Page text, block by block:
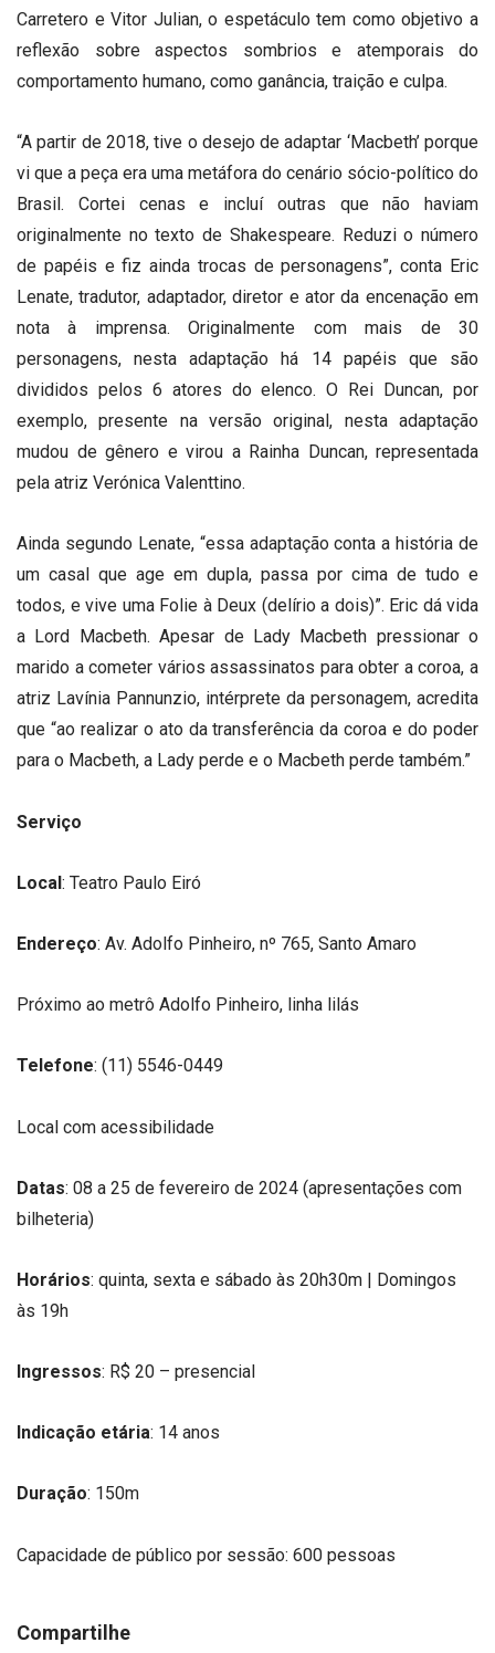
Carretero e Vitor Julian, o espetáculo tem como objetivo a
reflexão sobre aspectos sombrios e atemporais do
comportamento humano, como ganância, traição e culpa.
“A partir de 2018, tive o desejo de adaptar ‘Macbeth’ porque
vi que a peça era uma metáfora do cenário sócio-político do
Brasil. Cortei cenas e incluí outras que não haviam
originalmente no texto de Shakespeare. Reduzi o número
de papéis e fiz ainda trocas de personagens”, conta Eric
Lenate, tradutor, adaptador, diretor e ator da encenação em
nota à imprensa. Originalmente com mais de 30
personagens, nesta adaptação há 14 papéis que são
divididos pelos 6 atores do elenco. O Rei Duncan, por
exemplo, presente na versão original, nesta adaptação
mudou de gênero e virou a Rainha Duncan, representada
pela atriz Verónica Valenttino.
Ainda segundo Lenate, “essa adaptação conta a história de
um casal que age em dupla, passa por cima de tudo e
todos, e vive uma Folie à Deux (delírio a dois)”. Eric dá vida
a Lord Macbeth. Apesar de Lady Macbeth pressionar o
marido a cometer vários assassinatos para obter a coroa, a
atriz Lavínia Pannunzio, intérprete da personagem, acredita
que “ao realizar o ato da transferência da coroa e do poder
para o Macbeth, a Lady perde e o Macbeth perde também.”
Serviço
Local: Teatro Paulo Eiró
Endereço: Av. Adolfo Pinheiro, nº 765, Santo Amaro
Próximo ao metrô Adolfo Pinheiro, linha lilás
Telefone: (11) 5546-0449
Local com acessibilidade
Datas: 08 a 25 de fevereiro de 2024 (apresentações com
bilheteria)
Horários: quinta, sexta e sábado às 20h30m | Domingos
às 19h
Ingressos: R$ 20 – presencial
Indicação etária: 14 anos
Duração: 150m
Capacidade de público por sessão: 600 pessoas
Compartilhe